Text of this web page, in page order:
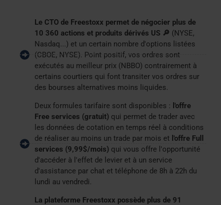
Le CTO de Freestoxx permet de négocier plus de
10 360 actions et produits dérivés US 🔎 (NYSE,
Nasdaq...) et un certain nombre d'options listées
(CBOE, NYSE). Point positif, vos ordres sont
exécutés au meilleur prix (NBBO) contrairement à
certains courtiers qui font transiter vos ordres sur
des bourses alternatives moins liquides.
Deux formules tarifaire sont disponibles : l'offre
Free services (gratuit) qui permet de trader avec
les données de cotation en temps réel à conditions
de réaliser au moins un trade par mois et l'offre Full
services (9,99$/mois) qui vous offre l'opportunité
d'accéder à l'effet de levier et à un service
d'assistance par chat et téléphone de 8h à 22h du
lundi au vendredi.
La plateforme Freestoxx possède plus de 91